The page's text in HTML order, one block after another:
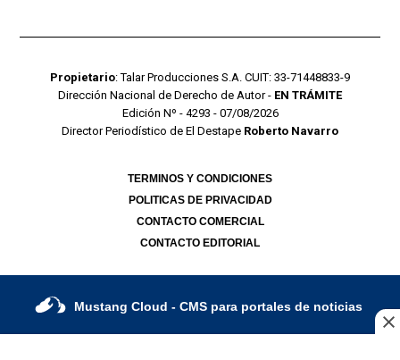
Propietario: Talar Producciones S.A. CUIT: 33-71448833-9
Dirección Nacional de Derecho de Autor - EN TRÁMITE
Edición Nº - 4293 - 07/08/2026
Director Periodístico de El Destape Roberto Navarro
TERMINOS Y CONDICIONES
POLITICAS DE PRIVACIDAD
CONTACTO COMERCIAL
CONTACTO EDITORIAL
Mustang Cloud - CMS para portales de noticias